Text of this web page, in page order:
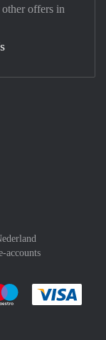
accounts
method
with :payment
Pay easily with
offers in